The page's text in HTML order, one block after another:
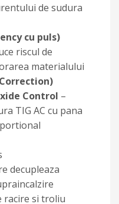
de sudura
cu puls)
riscul de
materialului
Control –
TIG AC cu pana
decupleaza
racire si troliu